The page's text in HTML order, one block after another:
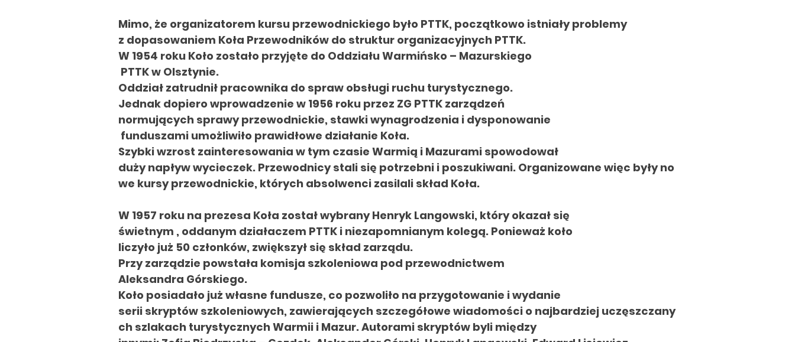
Mimo, że organizatorem kursu przewodnickiego było PTTK, początkowo istniały problemy
z dopasowaniem Koła Przewodników do struktur organizacyjnych PTTK.
W 1954 roku Koło zostało przyjęte do Oddziału Warmińsko – Mazurskiego
PTTK w Olsztynie.
Oddział zatrudnił pracownika do spraw obsługi ruchu turystycznego.
Jednak dopiero wprowadzenie w 1956 roku przez ZG PTTK zarządzeń
normujących sprawyprzewodnickie, stawki wynagrodzenia i dysponowanie
funduszami umożliwiło prawidłowe działanie Koła.
Szybki wzrost zainteresowania w tym czasie Warmią i Mazurami spowodował
duży napływ wycieczek. Przewodnicy stali się potrzebni i poszukiwani. Organizowane więc były no
we kursy przewodnickie, których absolwenci zasilali skład Koła.
W 1957 roku na prezesa Koła został wybrany Henryk Langowski, który okazał się
świetnym , oddanym działaczem PTTK i niezapomnianym kolegą. Ponieważ koło
liczyło już 50 członków, zwiększył się skład zarządu.
Przy zarządzie powstała komisja szkoleniowa pod przewodnictwem
Aleksandra Górskiego.
Koło posiadało już własne fundusze, co pozwoliło na przygotowanie i wydanie
serii skryptów szkoleniowych, zawierających szczegółowe wiadomości o najbardziej uczęszczany
ch szlakach turystycznych Warmii i Mazur. Autorami skryptów byli między